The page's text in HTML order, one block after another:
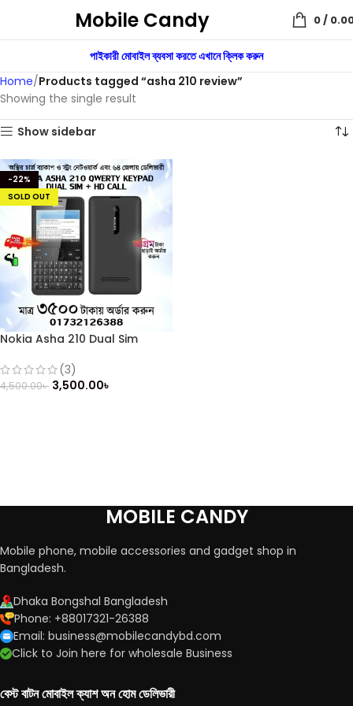
Mobile Candy 0/
পাইকারী মোবাইল ব্যবসা করতে এখানে ক্লিক করুন
Home Products tagged “asha 210 review”
Showing the single result
Show sidebar
-22%
SOLD OUT
Nokia Asha 210 Dual Sim
(3)
4,500.00৳ 3,500.00৳
MOBILE CANDY
Mobile phone, mobile accessories and gadget shop in
Bangladesh.
Dhaka Bongshal Bangladesh
Phone: +88017321-26388
Email: business@mobilecandybd.com
Click to Join here for wholesale Business
বেস্ট বাটন মোবাইল ক্যাশ অন হোম ডেলিভারী